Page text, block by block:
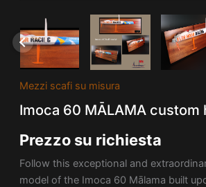
Mezzi scafi su misura
Imoca 60 MĀLAMA custom
Prezzo su richiesta
Follow this exceptional and
model of the Imoca 60 Mālama built